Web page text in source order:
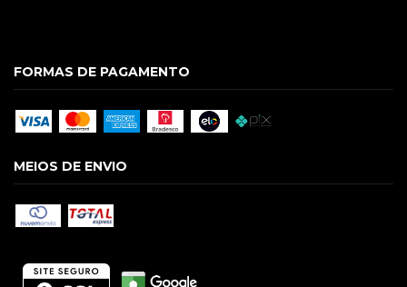
FORMAS DE PAGAMENTO
MEIOS DE ENVIO